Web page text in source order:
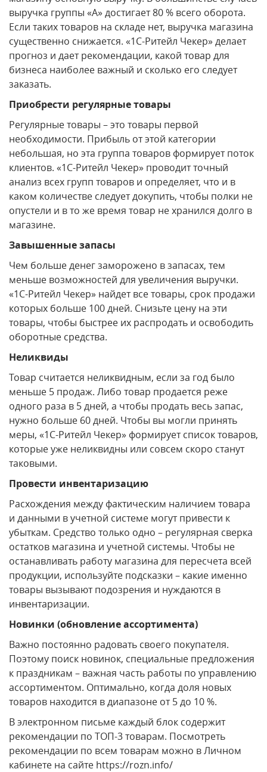
выручка группы «А» достигает 80 % всего оборота.
Если таких товаров на складе нет, выручка магазина
существенно снижается. «1С-Ритейл Чекер» делает
прогноз и дает рекомендации, какой товар для
бизнеса наиболее важный и сколько его следует
заказать.
Приобрести регулярные товары
Регулярные товары – это товары первой
необходимости. Прибыль от этой категории
небольшая, но эта группа товаров формирует поток
клиентов. «1С-Ритейл Чекер» проводит точный
анализ всех групп товаров и определяет, что и в
каком количестве следует докупить, чтобы полки не
опустели и в то же время товар не хранился долго в
магазине.
Завышенные запасы
Чем больше денег заморожено в запасах, тем
меньше возможностей для увеличения выручки.
«1С-Ритейл Чекер» найдет все товары, срок продажи
которых больше 100 дней. Снизьте цену на эти
товары, чтобы быстрее их распродать и освободить
оборотные средства.
Неликвиды
Товар считается неликвидным, если за год было
меньше 5 продаж. Либо товар продается реже
одного раза в 5 дней, а чтобы продать весь запас,
нужно больше 60 дней. Чтобы вы могли принять
меры, «1С-Ритейл Чекер» формирует список товаров,
которые уже неликвидны или совсем скоро станут
таковыми.
Провести инвентаризацию
Расхождения между фактическим наличием товара
и данными в учетной системе могут привести к
убыткам. Средство только одно – регулярная сверка
остатков магазина и учетной системы. Чтобы не
останавливать работу магазина для пересчета всей
продукции, используйте подсказки – какие именно
товары вызывают подозрения и нуждаются в
инвентаризации.
Новинки (обновление ассортимента)
Важно постоянно радовать своего покупателя.
Поэтому поиск новинок, специальные предложения
к праздникам – важная часть работы по управлению
ассортиментом. Оптимально, когда доля новых
товаров находится в диапазоне от 5 до 10 %.
В электронном письме каждый блок содержит
рекомендации по ТОП-3 товарам. Посмотреть
рекомендации по всем товарам можно в Личном
кабинете на сайте https://rozn.info/